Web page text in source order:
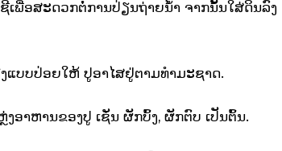
ເພື່ອສະດວກຕໍ່ການປ່ຽນຖ່າຍນ້ຳ ຈາກນັ້ນໃສ່ດິນລົງ
ແບບປ່ອຍໃຫ້ ປູອາໄສຢູ່ຕາມທຳມະຊາດ.
ອາຫານຂອງປູ ເຊັ່ນ ຜັກບົ້ງ, ຜັກຕົບ ເປັນຕົ້ນ.